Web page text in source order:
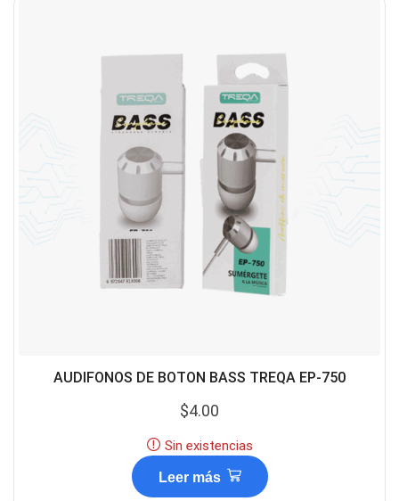
AUDIFONOS DE BOTON BASS TREQA EP-750
$4.00
Sin existencias
Leer más